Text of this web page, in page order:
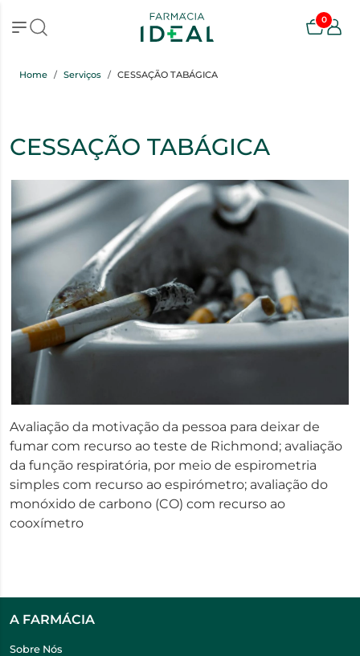
0
Home Serviços CESSAÇÃO TABÁGICA
CESSAÇÃO TABÁGICA
Avaliação da motivação da pessoa para deixar de
fumar com recurso ao teste de Richmond; avaliação
da função respiratória, por meio de espirometria
simples com recurso ao espirómetro; avaliação do
monóxido de carbono (CO) com recurso ao
cooxímetro
A FARMÁCIA
Sobre Nós